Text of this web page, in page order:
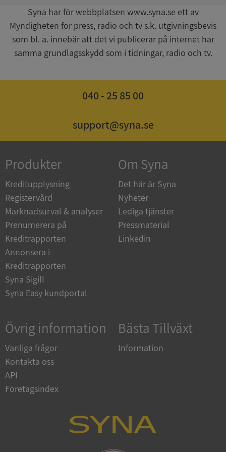
Syna har för webbplatsen www.syna.se ett av
Myndigheten för press, radio och tv s.k. utgivningsbevis
som bl. a. innebär att det vi publicerar på internet har
samma grundlagsskydd som i tidningar, radio och tv.
040 - 25 85 00
support@syna.se
Produkter
Kreditupplysning
Registervård
Marknadsurval & analyser
Prenumerera på
Kreditrapporten
Annonsera i
Kreditrapporten
Syna Sigill
Syna Easy kundportal
Om Syna
Det här är Syna
Nyheter
Lediga tjänster
Pressmaterial
Linkedin
Övrig information
Vanliga frågor
Kontakta oss
API
Företagsindex
Bästa Tillväxt
Information
Corporation
.syna.se
__RequestVerificationToken
Microsoft